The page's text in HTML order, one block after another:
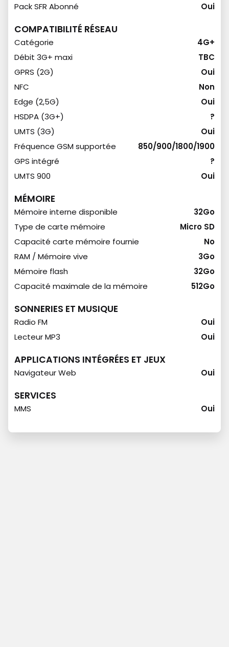
Pack SFR Abonné
Oui
COMPATIBILITÉ RÉSEAU
Catégorie
4G+
Débit 3G+ maxi
TBC
GPRS (2G)
Oui
NFC
Non
Edge (2,5G)
Oui
HSDPA (3G+)
?
UMTS (3G)
Oui
Fréquence GSM supportée
850/900/1800/1900
GPS intégré
?
UMTS 900
Oui
MÉMOIRE
Mémoire interne disponible
32Go
Type de carte mémoire
Micro SD
Capacité carte mémoire fournie
No
RAM / Mémoire vive
3Go
Mémoire flash
32Go
Capacité maximale de la mémoire
512Go
SONNERIES ET MUSIQUE
Radio FM
Oui
Lecteur MP3
Oui
APPLICATIONS INTÉGRÉES ET JEUX
Navigateur Web Oui
SERVICES
MMS Oui